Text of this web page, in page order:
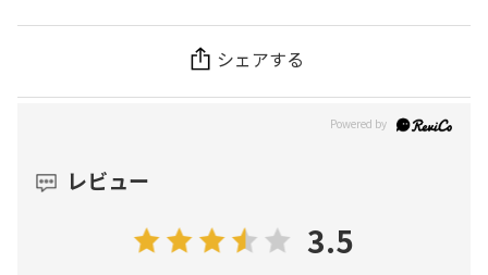
シェアする
レビュー
3.5